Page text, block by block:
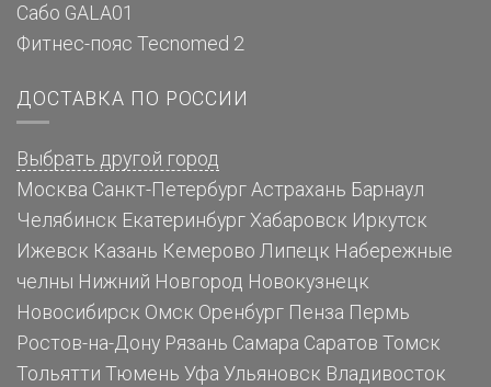
Сабо GALA01
Фитнес-пояс Tecnomed 2
ДОСТАВКА ПО РОССИИ
Выбрать другой город
Москва Санкт-Петербург Астрахань Барнаул
Челябинск Екатеринбург Хабаровск Иркутск
Ижевск Казань Кемерово Липецк Набережные
челны Нижний Новгород Новокузнецк
Новосибирск Омск Оренбург Пенза Пермь
Ростов-на-Дону Рязань Самара Саратов Томск
Тольятти Тюмень Уфа Ульяновск Владивосток